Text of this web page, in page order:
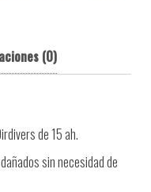
(0)
de 15 ah.
sin necesidad de